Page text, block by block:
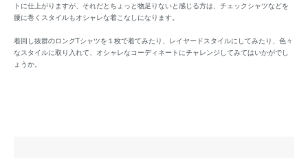
トに仕上がりますが、それだとちょっと物足りないと感じる方は、チェックシャツなどを
腰に巻くスタイルもオシャレな着こなしになります。
着回し抜群のロングTシャツを１枚で着てみたり、レイヤードスタイルにしてみたり、色々
なスタイルに取り入れて、オシャレなコーディネートにチャレンジしてみてはいかがでし
ょうか。